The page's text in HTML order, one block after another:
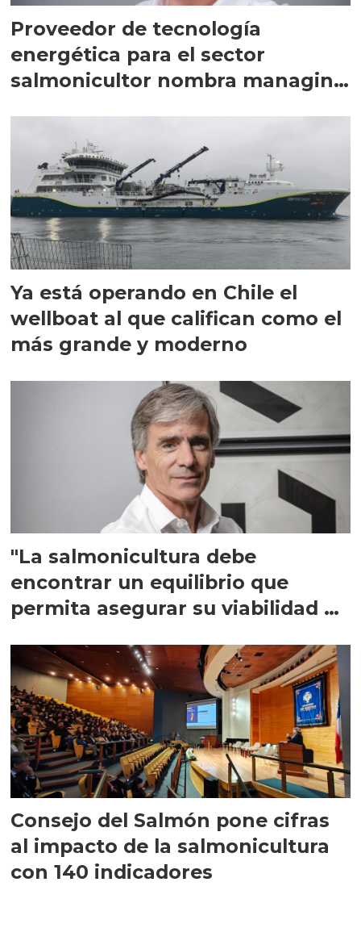
Proveedor de tecnología
energética para el sector
salmonicultor nombra managing
Ya está operando en Chile el
wellboat al que califican como el
más grande y moderno
"La salmonicultura debe
encontrar un equilibrio que
permita asegurar su viabilidad de
Consejo del Salmón pone cifras
al impacto de la salmonicultura
con 140 indicadores